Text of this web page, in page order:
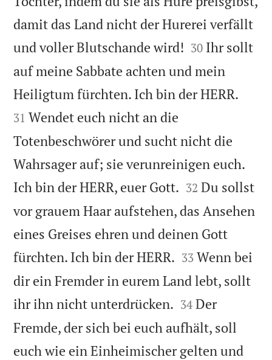
damit das Land nicht der Hurerei verfällt
und voller Blutschande wird! 

30 Ihr sollt
auf meine Sabbate achten und mein
Heiligtum fürchten. Ich bin der HERR.
31 Wendet euch nicht an die
Totenbeschwörer und sucht nicht die
Wahrsager auf; sie verunreinigen euch.
Ich bin der HERR, euer Gott. 

32 Du sollst
vor grauem Haar aufstehen, das Ansehen
eines Greises ehren und deinen Gott
fürchten. Ich bin der HERR. 

33 Wenn bei
dir ein Fremder in eurem Land lebt, sollt
ihr ihn nicht unterdrücken. 

34 Der
Fremde, der sich bei euch aufhält, soll
euch wie ein Einheimischer gelten und